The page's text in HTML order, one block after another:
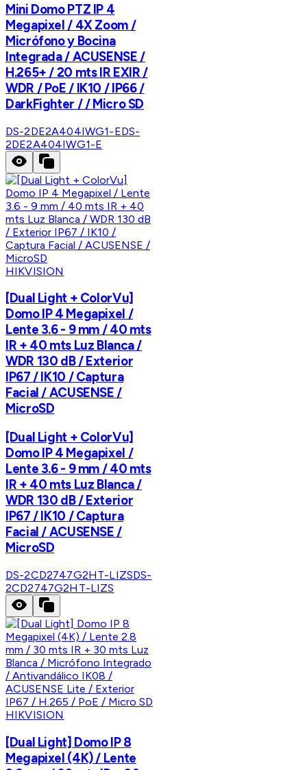
Mini Domo PTZ IP 4
Megapixel / 4X Zoom /
Micrófono y Bocina
Integrada / ACUSENSE /
H.265+ / 20 mts IR EXIR /
WDR / PoE / IK10 / IP66 /
DarkFighter / / Micro SD
DS-2DE2A404IWG1-EDS-
2DE2A404IWG1-E
HIKVISION
[Dual Light + ColorVu]
Domo IP 4 Megapixel /
Lente 3.6 - 9 mm / 40 mts
IR + 40 mts Luz Blanca /
WDR 130 dB / Exterior
IP67 / IK10 / Captura
Facial / ACUSENSE /
MicroSD
[Dual Light + ColorVu]
Domo IP 4 Megapixel /
Lente 3.6 - 9 mm / 40 mts
IR + 40 mts Luz Blanca /
WDR 130 dB / Exterior
IP67 / IK10 / Captura
Facial / ACUSENSE /
MicroSD
DS-2CD2747G2HT-LIZSDS-
2CD2747G2HT-LIZS
HIKVISION
[Dual Light] Domo IP 8
Megapixel (4K) / Lente